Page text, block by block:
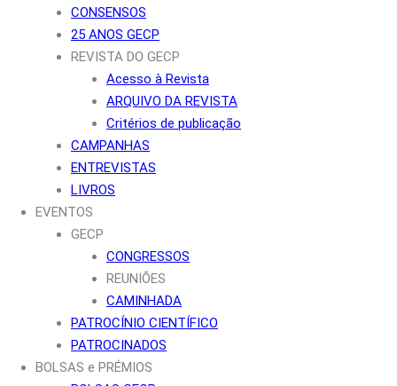
CONSENSOS
25 ANOS GECP
REVISTA DO GECP
Acesso à Revista
ARQUIVO DA REVISTA
Critérios de publicação
CAMPANHAS
ENTREVISTAS
LIVROS
EVENTOS
GECP
CONGRESSOS
REUNIÕES
CAMINHADA
PATROCÍNIO CIENTÍFICO
PATROCINADOS
BOLSAS e PRÉMIOS